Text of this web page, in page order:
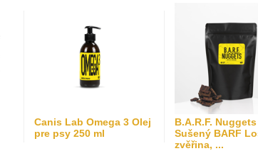
Canis Lab Omega 3 Olej
pre psy 250 ml
B.A.R.F. Nuggets
Sušený BARF
zvěřina, ...